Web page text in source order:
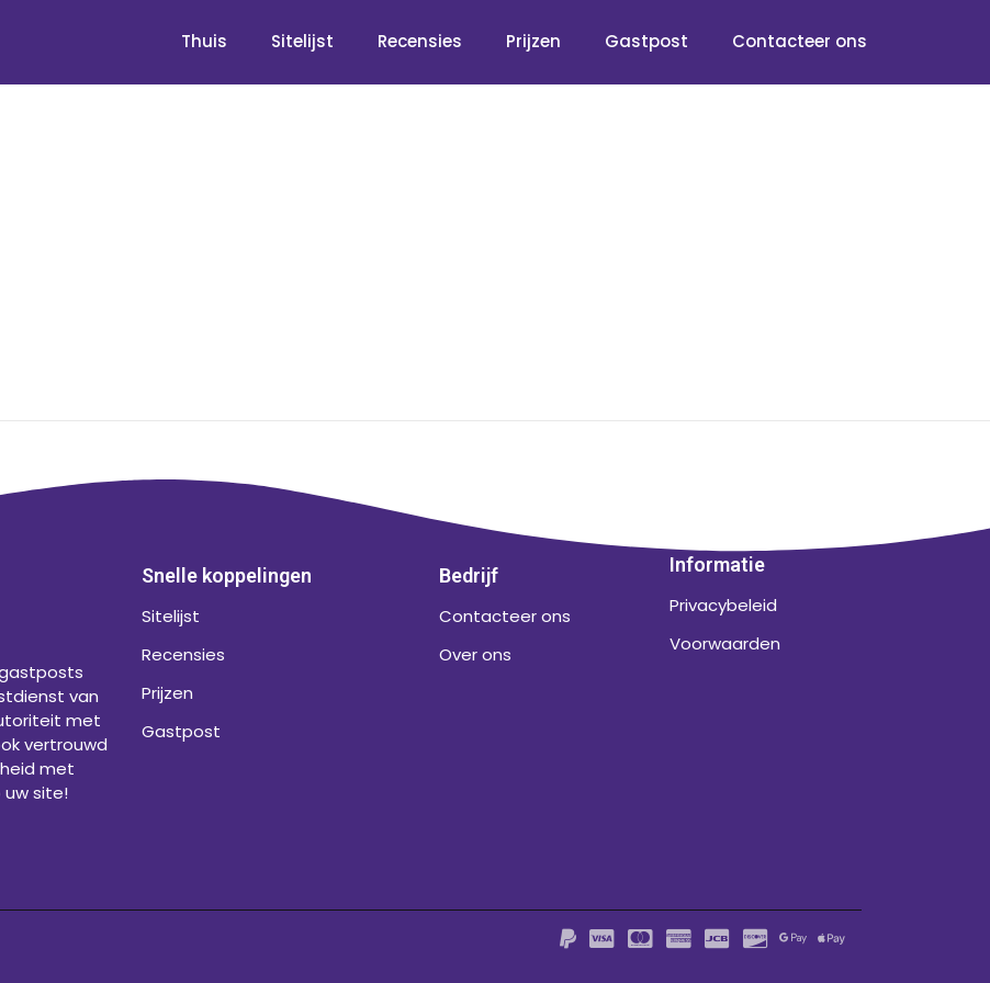
Thuis Sitelijst Recensies Prijzen Gastpost Contacteer ons
van
met
vertrouwd
met
site!
Snelle koppelingen
Sitelijst
Recensies
Prijzen
Gastpost
Bedrijf
Contacteer ons
Over ons
Informatie
Privacybeleid
Voorwaarden